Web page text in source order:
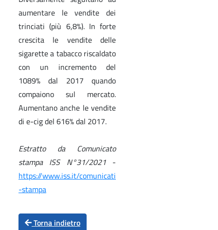
aumentare le vendite dei
trinciati (più 6,8%). In forte
crescita le vendite delle
sigarette a tabacco riscaldato
con un incremento del
1089% dal 2017 quando
compaiono sul mercato.
Aumentano anche le vendite
di e-cig del 616% dal 2017.
Estratto da Comunicato
stampa ISS N°31/2021-
https://www.iss.it/comunicati
-stampa
Torna indietro